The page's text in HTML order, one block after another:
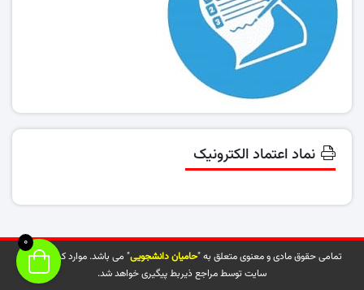
نماد اعتماد الکترونیک
تمامی حقوق مادی و معنوی متعلق به "حامیان دانشجویی" می باشد. موارد کپی شده از
سایت توسط مراجع ذیربط پیگیری خواهد شد.
0